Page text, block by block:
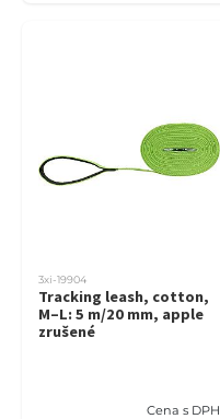
3xi-19904
Tracking leash, cotton,
M–L: 5 m/20 mm, apple
zrušené
Cena s DPH